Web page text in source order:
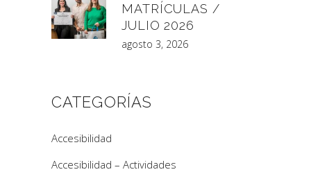
MATRÍCULAS /
JULIO 2026
agosto 3, 2026
CATEGORÍAS
Accesibilidad
Accesibilidad – Actividades